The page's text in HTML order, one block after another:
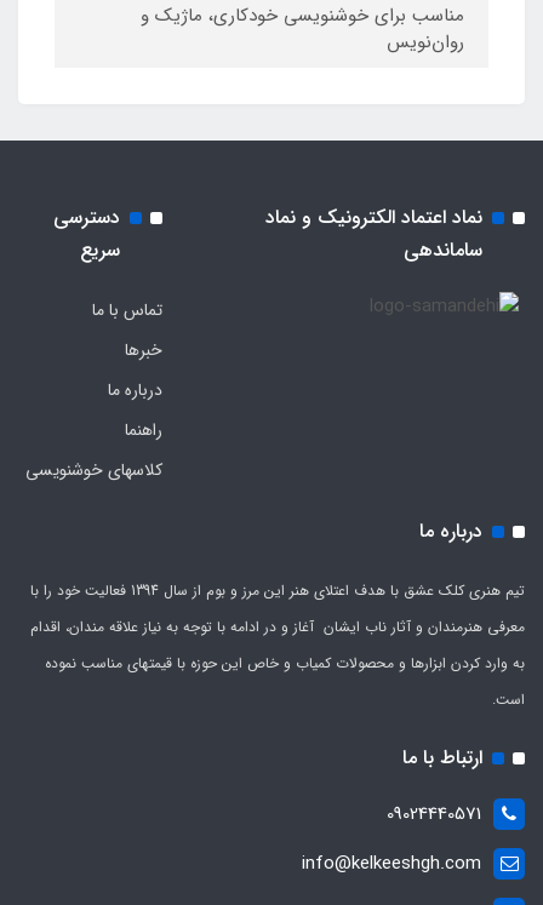
مناسب برای خوشنویسی خودکاری، ماژیک و
روان‌نویس
نماد اعتماد الکترونیک و نماد
ساماندهی
دسترسی
سریع
تماس با ما
خبرها
درباره ما
راهنما
کلاسهای خوشنویسی
درباره ما
تیم هنری کلک عشق با هدف اعتلای هنر این مرز و بوم از سال 1394 فعالیت خود را با
معرفی هنرمندان و آثار ناب ایشان آغاز و در ادامه با توجه به نیاز علاقه مندان، اقدام
به وارد کردن ابزارها و محصولات کمیاب و خاص این حوزه با قیمتهای مناسب نموده
است.
ارتباط با ما
09024440571
info@kelkeeshgh.com